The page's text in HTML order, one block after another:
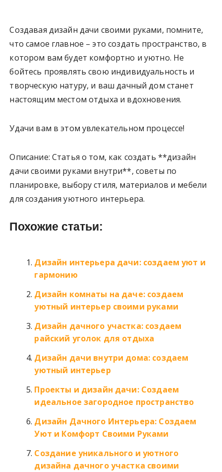
Создавая дизайн дачи своими руками, помните,
что самое главное – это создать пространство, в
котором вам будет комфортно и уютно. Не
бойтесь проявлять свою индивидуальность и
творческую натуру, и ваш дачный дом станет
настоящим местом отдыха и вдохновения.
Удачи вам в этом увлекательном процессе!
Описание: Статья о том, как создать **дизайн
дачи своими руками внутри**, советы по
планировке, выбору стиля, материалов и мебели
для создания уютного интерьера.
Похожие статьи:
Дизайн интерьера дачи: создаем уют и
гармонию
Дизайн комнаты на даче: создаем
уютный интерьер своими руками
Дизайн дачного участка: создаем
райский уголок для отдыха
Дизайн дачи внутри дома: создаем
уютный интерьер
Проекты и дизайн дачи: Создаем
идеальное загородное пространство
Дизайн Дачного Интерьера: Создаем
Уют и Комфорт Своими Руками
Создание уникального и уютного
дизайна дачного участка своими